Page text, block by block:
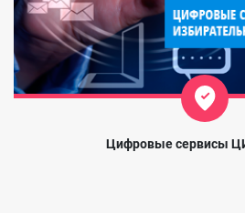
Цифровые сервисы